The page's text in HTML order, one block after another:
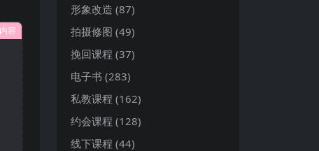
容
形象改造 (87)
拍摄修图 (49)
挽回课程 (37)
电子书 (283)
私教课程 (162)
约会课程 (128)
线下课程 (44)